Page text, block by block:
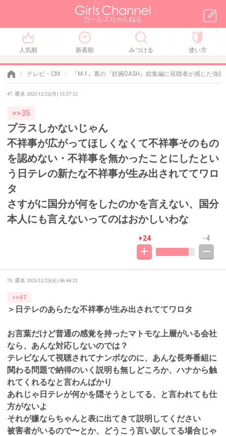
人気順 新着順 みつける 使い方
テレビ・CM 『M-1』裏の『鉄腕DASH』総集編に視聴者が感じた
47. 匿名 2025/12/22(月) 15:57:12
>>35
プラスしかないじゃん
不祥事が広がってほしくなくて不祥事そのもの
を認めない・不祥事を無かったことにしたとい
う日テレの新たな不祥事が生み出されててワロ
タ
さすがに国分が何をしたのかを言えない、国分
本人にも言えないってのはおかしいわな
+24 -4
70. 匿名 2025/12/23(火) 06:44:21
>>47
＞日テレのあらたな不祥事が生み出されててワロタ
お言葉だけど普通の感覚を持ったマトモな上層がいる会社
なら、あんな対応しないのでは？
テレビなんて視聴されてナンボなのに、あんな長寿番組に
関わる問題で納得のいく説明も無しどころか、ハナから触
れてくれるなと言わんばかり
あれじゃ日テレが何かを隠そうとしてる、と言われても仕
方がないよ
それが嫌ならちゃんと表に出てきて説明してください
被害者がいるので〜とか、どうこう言い訳してる場合じゃ